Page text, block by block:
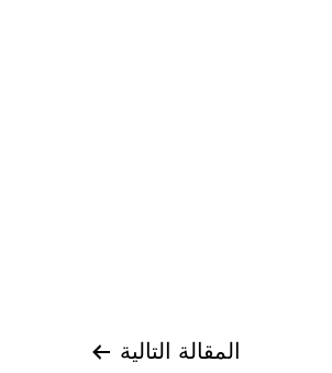
المقالة التالية